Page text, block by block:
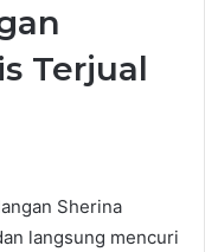
Terjual
Sherina
langsung mencuri